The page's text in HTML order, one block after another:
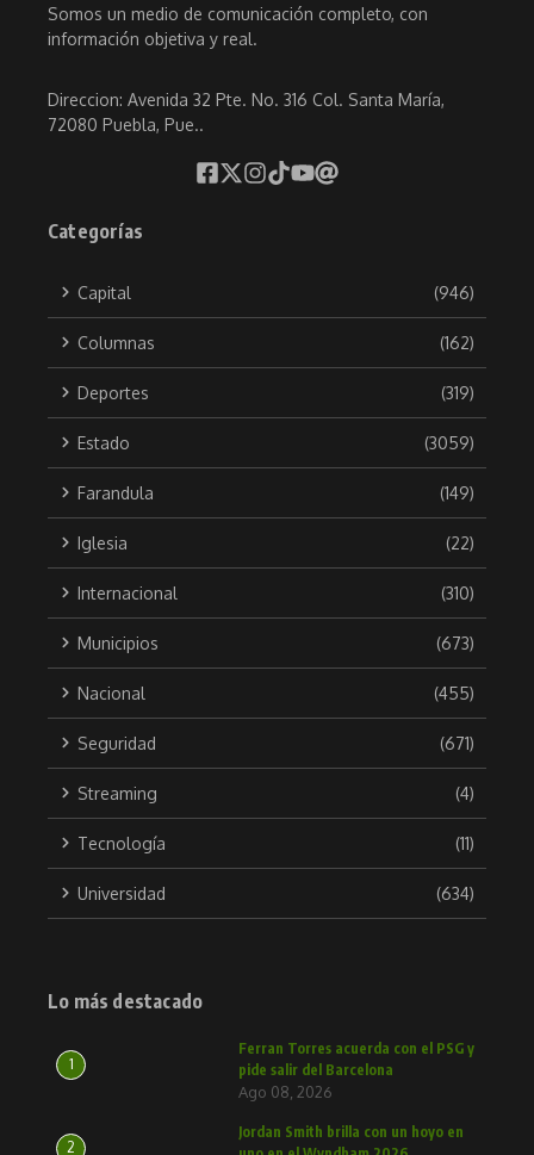
Somos un medio de comunicación completo, con
información objetiva y real.
Direccion: Avenida 32 Pte. No. 316 Col. Santa María,
72080 Puebla, Pue..
Categorías
Capital (946)
Columnas (162)
Deportes (319)
Estado (3059)
Farandula (149)
Iglesia (22)
Internacional (310)
Municipios (673)
Nacional (455)
Seguridad (671)
Streaming (4)
Tecnología (11)
Universidad (634)
Lo más destacado
1
Ferran Torres acuerda con el PSG y
pide salir del Barcelona
Ago 08, 2026
2
Jordan Smith brilla con un hoyo en